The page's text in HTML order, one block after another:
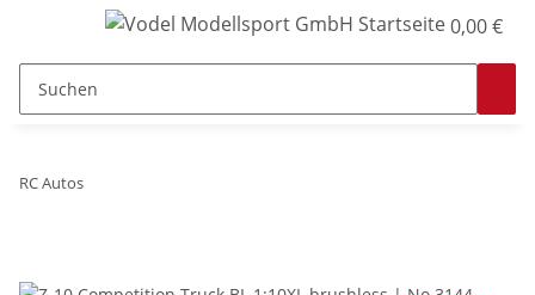
0,00 €
RC Autos